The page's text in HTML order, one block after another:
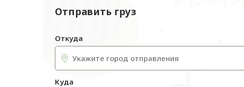
Отправить груз
Откуда
Куда